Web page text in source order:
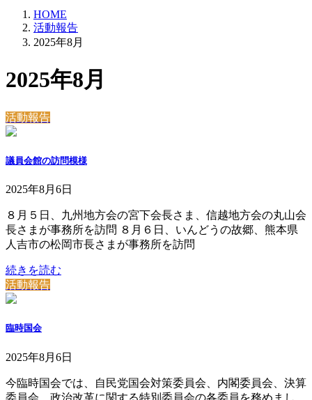
HOME
活動報告
2025年8月
2025年8月
活動報告
議員会館の訪問模様
2025年8月6日
８月５日、九州地方会の宮下会長さま、信越地方会の丸山会
長さまが事務所を訪問 ８月６日、いんどうの故郷、熊本県
人吉市の松岡市長さまが事務所を訪問
続きを読む
活動報告
臨時国会
2025年8月6日
今臨時国会では、自民党国会対策委員会、内閣委員会、決算
委員会、政治改革に関する特別委員会の各委員を務めまし